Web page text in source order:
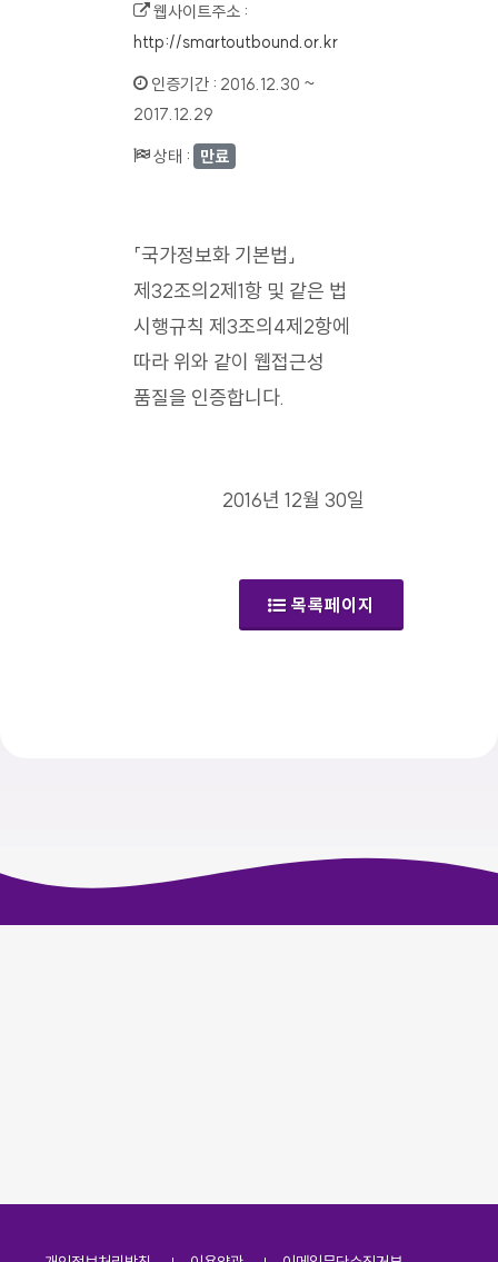
웹사이트주소 :
http://smartoutbound.or.kr
인증기간 : 2016.12.30 ~
2017.12.29
상태 : 만료
「국가정보화 기본법」
제32조의2제1항 및 같은 법
시행규칙 제3조의4제2항에
따라 위와 같이 웹접근성
품질을 인증합니다.
2016년 12월 30일
목록페이지